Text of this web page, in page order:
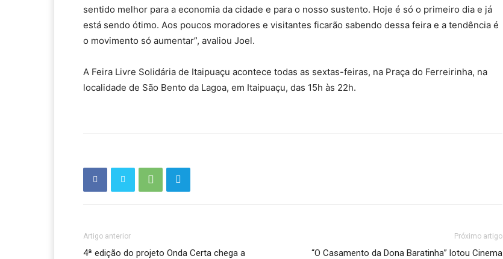
sentido melhor para a economia da cidade e para o nosso sustento. Hoje é só o primeiro dia e já
está sendo ótimo. Aos poucos moradores e visitantes ficarão sabendo dessa feira e a tendência é
o movimento só aumentar”, avaliou Joel.
A Feira Livre Solidária de Itaipuaçu acontece todas as sextas-feiras, na Praça do Ferreirinha, na
localidade de São Bento da Lagoa, em Itaipuaçu, das 15h às 22h.
Artigo anterior
4ª edição do projeto Onda Certa chega a
Próximo artigo
“O Casamento da Dona Baratinha” lotou Cinema